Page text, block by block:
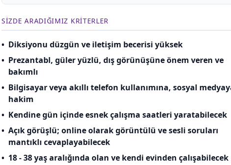
SIZDE ARADIĞIMIZ KRITERLER
• Diksiyonu düzgün ve iletişim becerisi yüksek
• Prezantabl, güler yüzlü, dış görünüşüne önem veren ve
bakımlı
• Bilgisayar veya akıllı telefon kullanımına, sosyal
hakim
• Kendine gün içinde esnek çalışma saatleri yaratabilecek
• Açık görüşlü; online olarak görüntülü ve sesli soruları
mantıklı cevaplayabilecek
• 18 - 38 yaş aralığında olan ve kendi evinden çalışabilecek